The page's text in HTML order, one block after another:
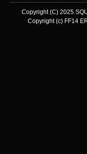
Copyright (C) 2025
Copyright (c) FF14